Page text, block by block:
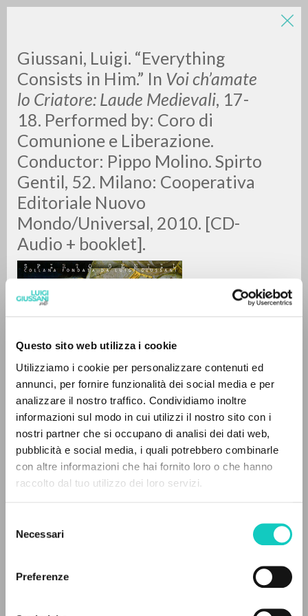
Questo sito web utilizza i cookie
Utilizziamo i cookie per personalizzare contenuti ed
annunci, per fornire funzionalità dei social media e per
analizzare il nostro traffico. Condividiamo inoltre
informazioni sul modo in cui utilizzi il nostro sito con i
nostri partner che si occupano di analisi dei dati web,
pubblicità e social media, i quali potrebbero combinarle
con altre informazioni che hai fornito loro o che hanno
raccolto dal tuo utilizzo dei loro servizi.
delNecessari
Preferenze
Giussani, Luigi. “Everything
Consists in Him.” In Voi ch’amate
lo Criatore: Laude Medievali, 17-
18. Performed by: Coro di
Comunione e Liberazione.
Conductor: Pippo Molino. Spirto
Gentil, 52. Milano: Cooperativa
Editoriale Nuovo
Mondo/Universal, 2010. [CD-
Audio + booklet].
Giussani LuigiAutor
Cooperativa Editoriale Nuovo Mondo/Universal
Páginas: 2
LUIGI
GIUSSANI
scritti
A
Z
DOCUMENTOS ENCONTRADOS